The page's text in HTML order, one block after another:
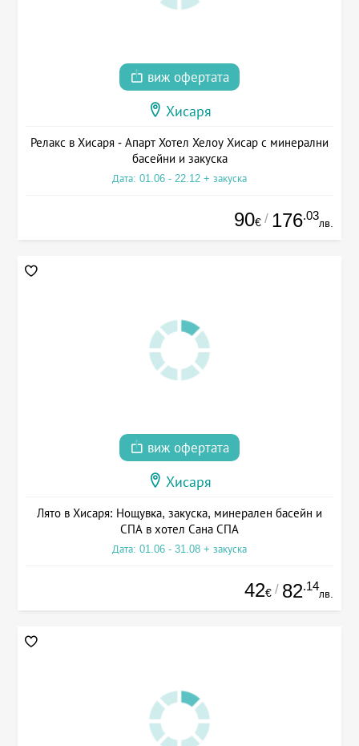
виж офертата
Хисаря
Релакс в Хисаря - Апарт Хотел Хелоу Хисар с минерални
басейни и закуска
Дата: 01.06 - 22.12 + закуска
90€ / 176.03
лв.
виж офертата
Хисаря
Лято в Хисаря: Нощувка, закуска, минерален басейн и
СПА в хотел Сана СПА
Дата: 01.06 - 31.08 + закуска
42€ / 82.14
лв.